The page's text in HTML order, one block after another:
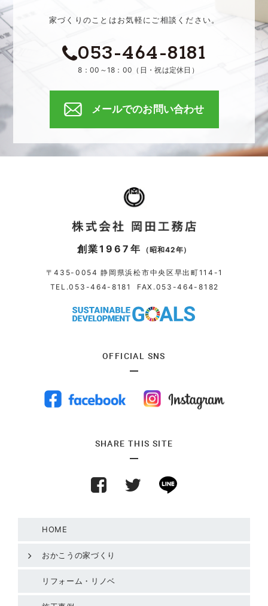
家づくりのことはお気軽にご相談ください。
053-464-8181
8：00～18：00（日・祝は定休日）
メールでのお問い合わせ
創業1967年 （昭和42年）
〒435-0054 静岡県浜松市中央区早出町114-1
TEL.053-464-8181 FAX.053-464-8182
OFFICIAL SNS
SHARE THIS SITE
HOME
おかこうの家づくり
リフォーム・リノベ